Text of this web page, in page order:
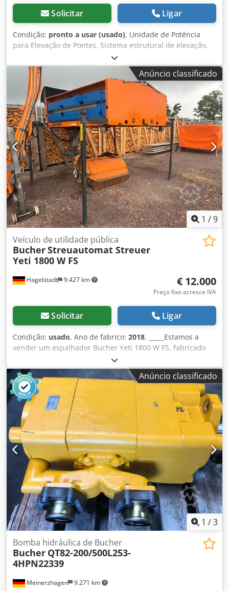
Solicitar Ligar
Condição: pronto a usar (usado), Unidade de Potência
para Elevação de Pontes, Sistema estrutural de elevação,
Unidade hidráulica de elevação, Cilindro hidráulico de
1000 toneladas, Máquina usada Fabricante: Bucher
Hydraulics Modelo: QX24-008R ; PHHET Dimensões gerais:
Largura: 1420 mm Profundidade: 860 mm Altura: 1770 mm
Pressão de trabalho: 350 bar Cedpfxeyr Ihro Ahaorf Ano de
fabricação: 2017 Peso: 850 kg Dados elétricos: 400 V; 11
kW; 20 A Cilindros hidráulicos: 1. Dimensões gerais: 900 x
900 x 485 mm Peso: 1400 kg Fabricante: Schiess Defries
Pressão de trabalho: 450 bar Capacidade de carga: 1000
toneladas Diâmetro: 710 mm 2. Dimensões gerais: 900 x
900 x 485 mm Peso: 1400 kg Fabricante: Schiess Defries
Pressão de trabalho: 450 bar Capacidade de carga: 1000
toneladas Diâmetro: 710 mm
Anúncio classificado
1 /9
Hagelstadt 9.427 km
Veículo de utilidade pública
BucherStreuautomat Streuer
Yeti 1800 W FS
€ 12.000
Preço fixo acresce IVA
Solicitar Ligar
Condição: usado, Ano de fabrico: 2018, _____Estamos a
vender um espalhador Bucher Yeti 1800 W FS, fabricado
em 2018, em excelente estado de conservação e
totalmente funcional. Mais detalhes e especificações serão
fornecidos mediante pedido. Localização: 07806
Neustadt/Orla. Credpfx Aszkdu Rshaof
Anúncio classificado
1 /3
Meinerzhagen 9.271 km
Bomba hidráulica de Bucher
Bucher QT82-200/500L253-
4HPN22339